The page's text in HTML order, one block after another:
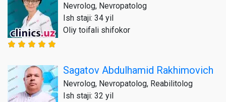
Nevrolog, Nevropatolog
Ish staji: 34 yil
Oliy toifali shifokor
Sagatov Abdulhamid Rakhimovich
Nevrolog, Nevropatolog, Reabilitolog
Ish staji: 32 yil